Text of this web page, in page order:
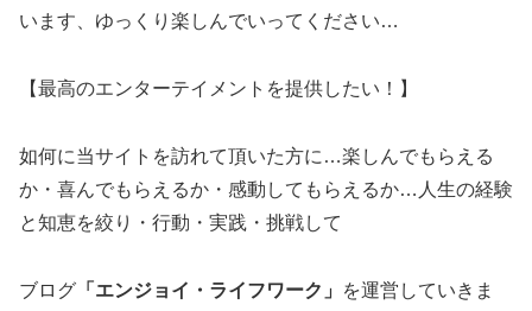
います、ゆっくり楽しんでいってください…
【最高のエンターテイメントを提供したい！】
如何に当サイトを訪れて頂いた方に…楽しんでもらえる
か・喜んでもらえるか・感動してもらえるか…人生の経験
と知恵を絞り・行動・実践・挑戦して
ブログ 「エンジョイ・ライフワーク」
を運営していきま